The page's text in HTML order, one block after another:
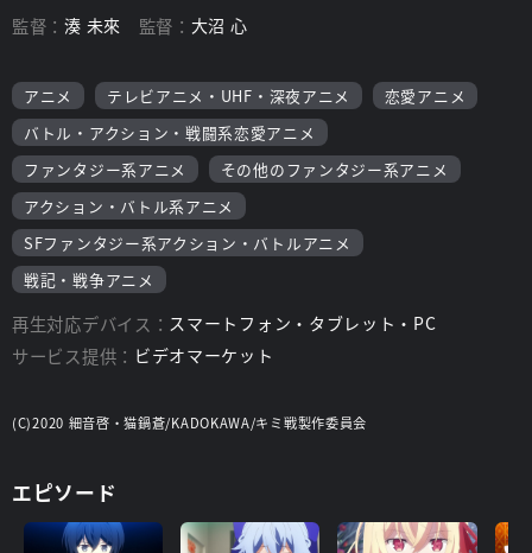
監督：湊 未來 監督： 大沼 心
アニメ テレビアニメ・UHF・深夜アニメ
恋愛アニメ
バトル・アクション・戦闘系恋愛アニメ
ファンタジー系アニメ
その他のファンタジー系アニメ
アクション・バトル系アニメ
SFファンタジー系アクション・バトルアニメ
戦記・戦争アニメ
再生対応デバイス： スマートフォン・タブレット・PC
サービス提供： ビデオマーケット
(C)2020 細音啓・猫鍋蒼/KADOKAWA/キミ戦製作委員会
エピソード